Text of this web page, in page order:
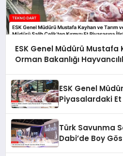
ESK Genel Müdürü Mustafa
Orman Bakanlığı
Açıklamalar
ESK Genel
Piyasalardaki Et
Türk Savunma
Dabi’de Boy